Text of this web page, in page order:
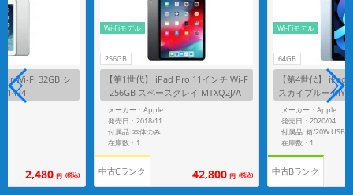
Wi-Fi 32GB シ
2,480 円 (税込)
256GB
Wi-Fiモデル
【第1世代】 iPad Pro 11インチ Wi-F
i 256GB スペースグレイ MTXQ2J/A
A1980
メーカー：Apple
発売日：2018/11
付属品: 本体のみ
在庫数：1
中古Cランク 42,800 円 (税込)
64GB
Wi-Fiモデル
【第4世代】 iPad
スカイブルー
メーカー：Apple
発売日：2020/04
在庫数：1
中古Bランク